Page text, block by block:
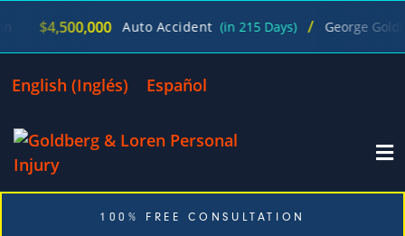
$4,500,000 Auto Accident (in 215 Days) / George Goldberg
English (Inglés) Español
100% FREE CONSULTATION